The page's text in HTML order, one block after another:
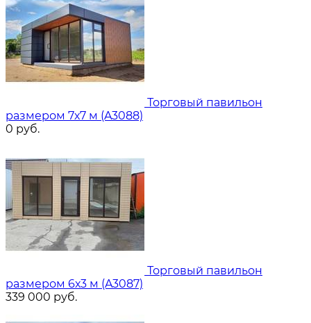
Торговый павильон
размером 7х7 м (A3088)
0 руб.
Торговый павильон
размером 6х3 м (A3087)
339 000 руб.